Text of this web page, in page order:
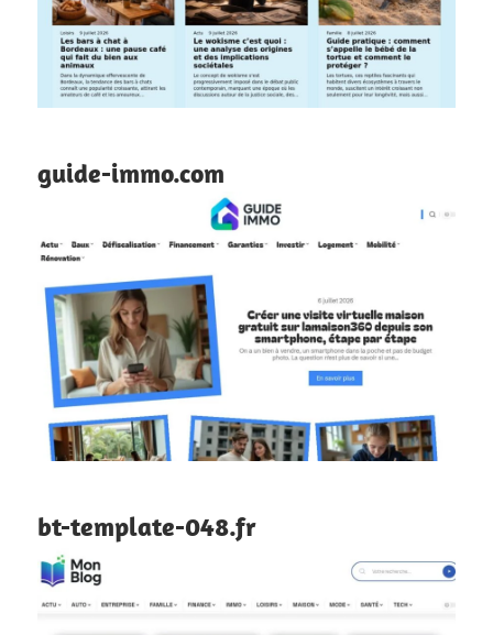
guide-immo.com
bt-template-048.fr